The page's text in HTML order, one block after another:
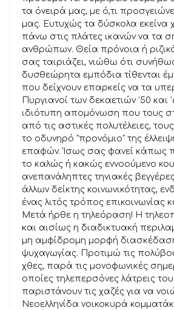
τα όνειρά μας, με ό,τι
μας. Ευτυχώς τα δύσκολα εκείνα
πάνω στις πλάτες ικανών να τα
ανθρώπων. Θεία πρόνοια ή
σας ταιριάζει, νιώθω ότι
δυσθεώρητα εμπόδια τίθενται
που δείχνουν επαρκείς να τα
Πυργιανοί των δεκαετιών ’50 και
ιδιότυπη απομόνωση που τους
από τις αστικές πολυτέλειες,
το οδυνηρό "προνόμιο" της
επαφών. Ίσως σας φανεί κάπως
το καλώς ή κακώς εννοούμενο
ανεπανάληπτες τηνιακές
άλλων δείκτης κοινωνικότητας,
ένας λιτός τρόπος επικοινωνίας
Μετά ήρθε η τηλεόραση! Η
και αισίως η διαδικτυακή
μη αμφίδρομη μορφή
ψυχαγωγίας. Προτιμώ τις
χθες, παρά τις μονοφωνικές
οποίες τηλεπερσόνες λάτρεις
παριστάνουν τις χαζές για να
Νεοελληνίδα νοικοκυρά